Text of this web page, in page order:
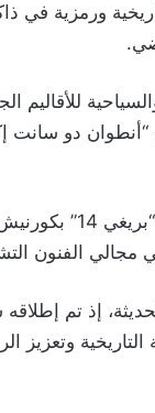
ورمزية في
للأقاليم
دو سانت
وشهدت هذه الدورة
مجالي الفنون
وتعزيز